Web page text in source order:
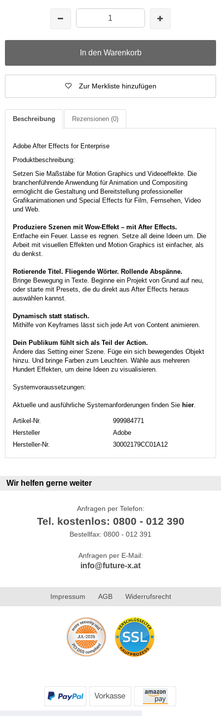
In den Warenkorb
Zur Merkliste hinzufügen
Beschreibung Rezensionen (0)
Adobe After Effects for Enterprise
Produktbeschreibung:
Setzen Sie Maßstäbe für Motion Graphics und Videoeffekte. Die
branchenführende Anwendung für Animation und Compositing
ermöglicht die Gestaltung und Bereitstellung professioneller
Grafikanimationen und Special Effects für Film, Fernsehen, Video
und Web.
Produziere Szenen mit Wow-Effekt – mit After Effects.
Entfache ein Feuer. Lasse es regnen. Setze all deine Ideen um. Die
Arbeit mit visuellen Effekten und Motion Graphics ist einfacher, als
du denkst.
Rotierende Titel. Fliegende Wörter. Rollende Abspänne.
Bringe Bewegung in Texte. Beginne ein Projekt von Grund auf neu,
oder starte mit Presets, die du direkt aus After Effects heraus
auswählen kannst.
Dynamisch statt statisch.
Mithilfe von Keyframes lässt sich jede Art von Content animieren.
Dein Publikum fühlt sich als Teil der Action.
Ändere das Setting einer Szene. Füge ein sich bewegendes Objekt
hinzu. Und bringe Farben zum Leuchten. Wähle aus mehreren
Hundert Effekten, um deine Ideen zu visualisieren.
Systemvoraussetzungen:
Aktuelle und ausführliche Systemanforderungen finden Sie hier
Artikel-Nr.
999984771
Hersteller
Adobe
Hersteller-Nr.
30002179CC01A12
Wir helfen gerne weiter
Anfragen per Telefon:
Tel. kostenlos: 0800 - 012 390
Bestellfax: 0800 - 012 391
Anfragen per E-Mail:
info@future-x.at
Impressum AGB Widerrufsrecht